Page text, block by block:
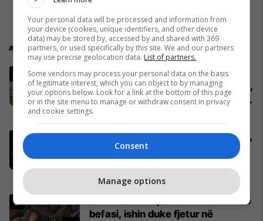
Trend Telegrafi
Pacolli: Nëse Shqipëria zgjidh
kontratën për Aeroportin e Vlorës,
MABCO do t’i drejtohet arbitrazhit
ndërkombëtar
Shqipëri
Përfundon takimin me Abdixhikun,
Kurti: S'ka marrëveshje me LDK-
Politikë
Ukrainasit i kapin ushtarët rusë në
befasi, ishin duke fjetur në
Your personal data will be processed and information from
your device (cookies, unique identifiers, and other device
data) may be stored by, accessed by and shared with 369
partners, or used specifically by this site. We and our partners
may use precise geolocation data. List of partners.
Some vendors may process your personal data on the basis
of legitimate interest, which you can object to by managing
your options below. Look for a link at the bottom of this page
or in the site menu to manage or withdraw consent in privacy
and cookie settings.
Consent
Manage options